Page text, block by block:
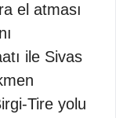
el atması
ile Sivas
Tire yolu